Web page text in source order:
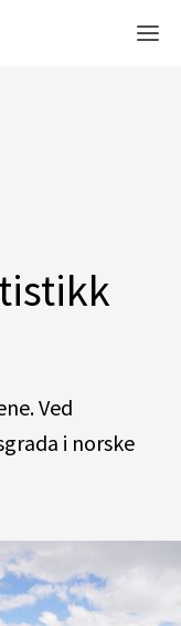
vassmagasinstatistikk
Ved
i norske